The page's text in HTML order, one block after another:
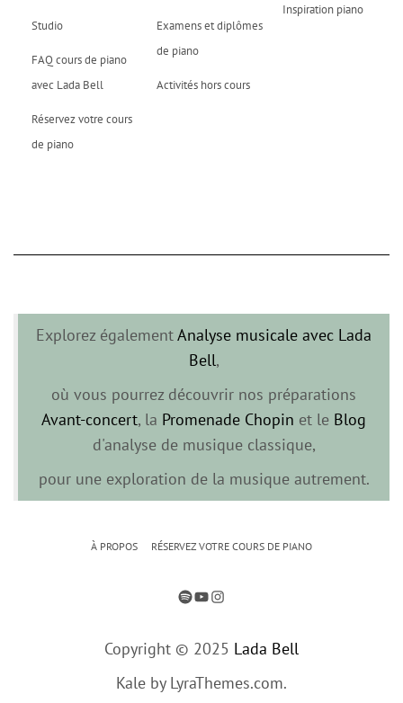
Studio
FAQ cours de piano
avec Lada Bell
Réservez votre cours
de piano
Examens et diplômes
de piano
Activités hors cours
Inspiration piano
Explorez égalementAnalyse musicale avec Lada
Bell,
où vous pourrez découvrir nos préparations
Avant-concert, la Promenade Chopin et le Blog
d'analyse de musique classique,
pour une exploration de la musique autrement.
À PROPOS RÉSERVEZ VOTRE COURS DE PIANO
SPOTIFY
YOUTUBE
INSTAGRAM
Copyright © 2025 Lada Bell
Kale by LyraThemes.com.